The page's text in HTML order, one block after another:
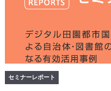
セミナーレポート